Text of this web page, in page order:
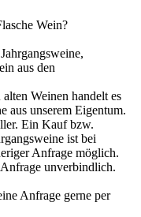
Wein?
aus den
Weinen handelt es
aus unserem Eigentum.
Ein Kauf bzw.
ist bei
Anfrage möglich.
unverbindlich.
Anfrage gerne per